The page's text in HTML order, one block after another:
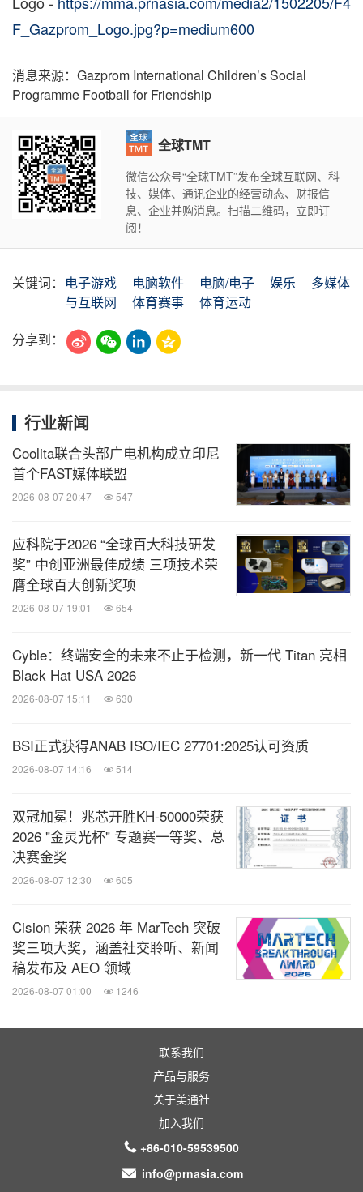
F_Gazprom_Logo.jpg?p=medium600
消息来源：Gazprom International Children’s Social
Programme Football for Friendship
全球TMT
微信公众号“全球TMT”发布全球互联网、科
技、媒体、通讯企业的经营动态、财报信
息、企业并购消息。扫描二维码，立即订
阅！
关键词： 电子游戏 电脑软件 电脑/电子 娱乐
多媒体
与互联网
体育赛事
体育运动
分享到：
行业新闻
Coolita联合头部广电机构成立印尼
首个FAST媒体联盟
2026-08-07 20:47 547
应科院于2026 “全球百大科技研发
奖” 中创亚洲最佳成绩 三项技术荣
膺全球百大创新奖项
2026-08-07 19:01 654
Cyble：终端安全的未来不止于检测，新一代 Titan 亮相
Black Hat USA 2026
2026-08-07 15:11 630
BSI正式获得ANAB ISO/IEC 27701:2025认可资质
2026-08-07 14:16 514
双冠加冕！兆芯开胜KH‑50000荣获
2026 "金灵光杯" 专题赛一等奖、总
决赛金奖
2026-08-07 12:30 605
Cision 荣获 2026 年 MarTech 突破
奖三项大奖，涵盖社交聆听、新闻
稿发布及 AEO 领域
2026-08-07 01:00 1246
联系我们
产品与服务
关于美通社
加入我们
+86-010-59539500
info@prnasia.com